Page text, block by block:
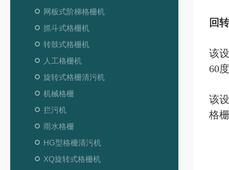
网板式阶梯格栅机
抓斗式格栅机
转鼓式格栅机
人工格栅机
旋转式格栅清污机
机械格栅
拦污机
雨水格栅
HG型格栅清污机
XQ旋转式格栅机
回
该
60
该
格